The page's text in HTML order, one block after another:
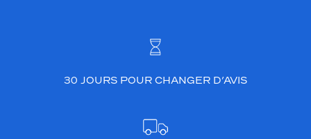
30 JOURS POUR CHANGER D’AVIS